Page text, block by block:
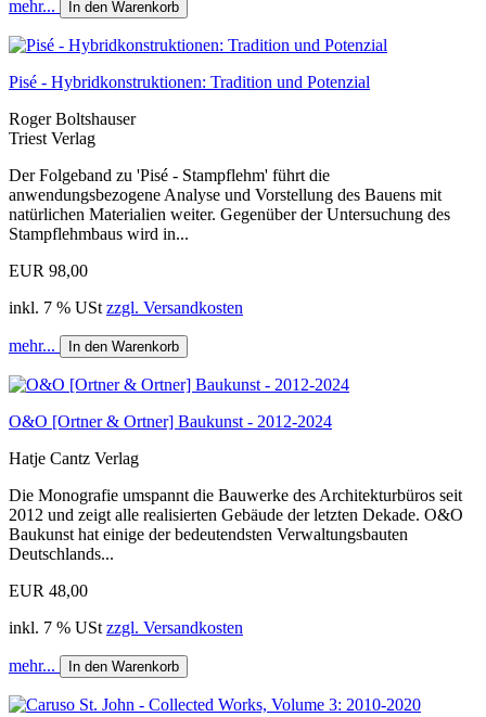
mehr... In den Warenkorb
Pisé - Hybridkonstruktionen: Tradition und Potenzial
Roger Boltshauser
Triest Verlag
Der Folgeband zu 'Pisé - Stampflehm' führt die
anwendungsbezogene Analyse und Vorstellung des Bauens mit
natürlichen Materialien weiter. Gegenüber der Untersuchung des
Stampflehmbaus wird in...
EUR 98,00
inkl. 7 % USt zzgl. Versandkosten
mehr... In den Warenkorb
O&O [Ortner & Ortner] Baukunst - 2012-2024
Hatje Cantz Verlag
Die Monografie umspannt die Bauwerke des Architekturbüros seit
2012 und zeigt alle realisierten Gebäude der letzten Dekade. O&O
Baukunst hat einige der bedeutendsten Verwaltungsbauten
Deutschlands...
EUR 48,00
inkl. 7 % USt zzgl. Versandkosten
mehr... In den Warenkorb